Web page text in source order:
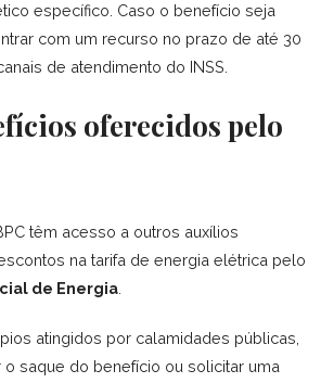
específico. Caso o benefício seja
com um recurso no prazo de até 30
de atendimento do INSS.
oferecidos pelo
têm acesso a outros auxílios
na tarifa de energia elétrica pelo
de Energia
atingidos por calamidades públicas,
saque do benefício ou solicitar uma